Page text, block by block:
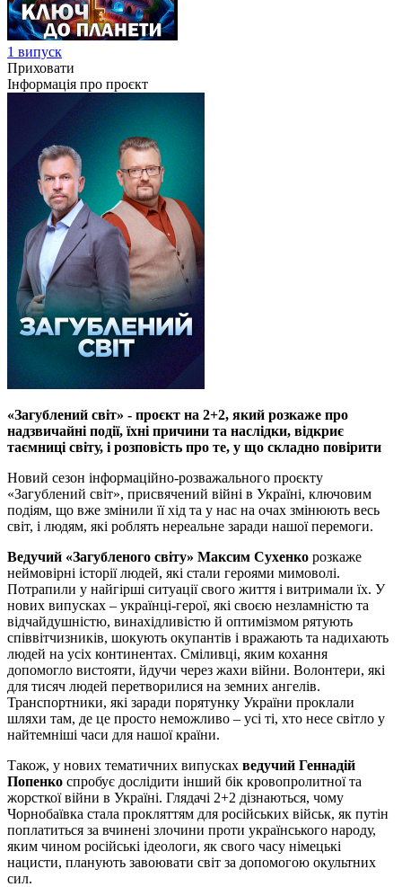
1 випуск
Приховати
Інформація про проєкт
«Загублений світ» - проєкт на 2+2, який розкаже про
надзвичайні події, їхні причини та наслідки, відкриє
таємниці світу, і розповість про те, у що складно повірити
Новий сезон інформаційно-розважального проєкту
«Загублений світ», присвячений війні в Україні, ключовим
подіям, що вже змінили її хід та у нас на очах змінюють весь
світ, і людям, які роблять нереальне заради нашої перемоги.
Ведучий «Загубленого світу» Максим Сухенко розкаже
неймовірні історії людей, які стали героями мимоволі.
Потрапили у найгірші ситуації свого життя і витримали їх. У
нових випусках – українці-герої, які своєю незламністю та
відчайдушністю, винахідливістю й оптимізмом рятують
співвітчизників, шокують окупантів і вражають та надихають
людей на усіх континентах. Сміливці, яким кохання
допомогло вистояти, йдучи через жахи війни. Волонтери, які
для тисяч людей перетворилися на земних ангелів.
Транспортники, які заради порятунку України проклали
шляхи там, де це просто неможливо – усі ті, хто несе світло у
найтемніші часи для нашої країни.
Також, у нових тематичних випусках ведучий Геннадій
Попенко спробує дослідити інший бік кровопролитної та
жорсткої війни в Україні. Глядачі 2+2 дізнаються, чому
Чорнобаївка стала прокляттям для російських військ, як путін
поплатиться за вчинені злочини проти українського народу,
яким чином російські ідеологи, як свого часу німецькі
нацисти, планують завоювати світ за допомогою окультних
сил.